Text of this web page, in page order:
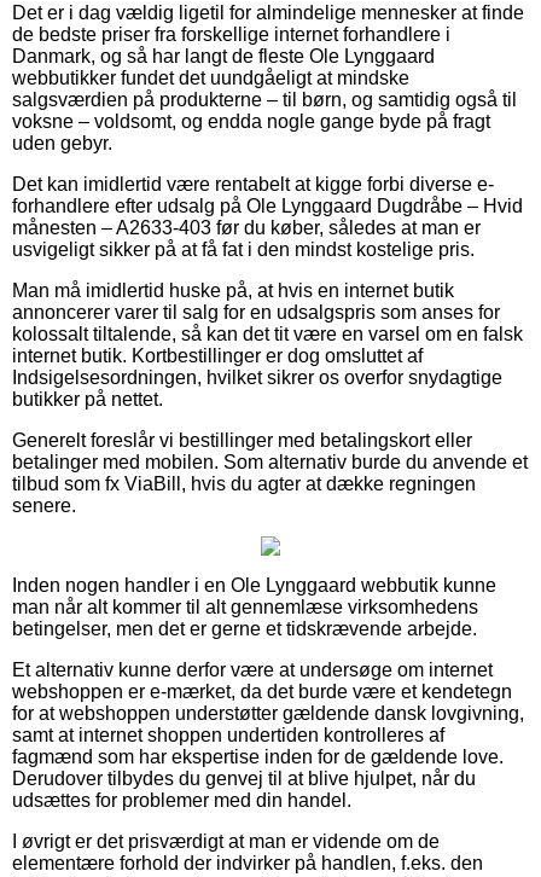
Det er i dag vældig ligetil for almindelige mennesker at finde
de bedste priser fra forskellige internet forhandlere i
Danmark, og så har langt de fleste Ole Lynggaard
webbutikker fundet det uundgåeligt at mindske
salgsværdien på produkterne – til børn, og samtidig også til
voksne – voldsomt, og endda nogle gange byde på fragt
uden gebyr.
Det kan imidlertid være rentabelt at kigge forbi diverse e-
forhandlere efter udsalg på Ole Lynggaard Dugdråbe – Hvid
månesten – A2633-403 før du køber, således at man er
usvigeligt sikker på at få fat i den mindst kostelige pris.
Man må imidlertid huske på, at hvis en internet butik
annoncerer varer til salg for en udsalgspris som anses for
kolossalt tiltalende, så kan det tit være en varsel om en falsk
internet butik. Kortbestillinger er dog omsluttet af
Indsigelsesordningen, hvilket sikrer os overfor snydagtige
butikker på nettet.
Generelt foreslår vi bestillinger med betalingskort eller
betalinger med mobilen. Som alternativ burde du anvende et
tilbud som fx ViaBill, hvis du agter at dække regningen
senere.
Inden nogen handler i en Ole Lynggaard webbutik kunne
man når alt kommer til alt gennemlæse virksomhedens
betingelser, men det er gerne et tidskrævende arbejde.
Et alternativ kunne derfor være at undersøge om internet
webshoppen er e-mærket, da det burde være et kendetegn
for at webshoppen understøtter gældende dansk lovgivning,
samt at internet shoppen undertiden kontrolleres af
fagmænd som har ekspertise inden for de gældende love.
Derudover tilbydes du genvej til at blive hjulpet, når du
udsættes for problemer med din handel.
I øvrigt er det prisværdigt at man er vidende om de
elementære forhold der indvirker på handlen, f.eks. den